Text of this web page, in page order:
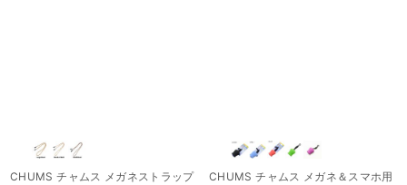
CHUMS チャムス メガネストラップ
CHUMS チャムス メガネ＆スマホ用